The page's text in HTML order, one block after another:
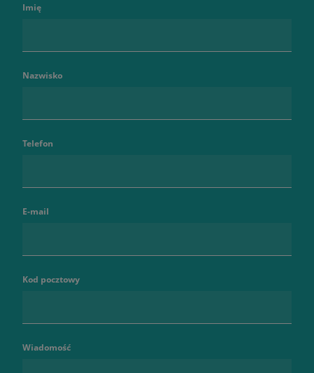
Imię
Nazwisko
Telefon
E-mail
Kod pocztowy
Wiadomość